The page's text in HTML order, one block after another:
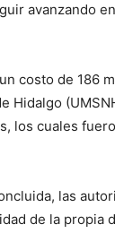
avanzando
costo de 186
Hidalgo
los cuales
las
de la propia